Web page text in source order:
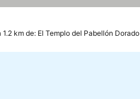
1.2 km de: El Templo del Pabellón Dorado